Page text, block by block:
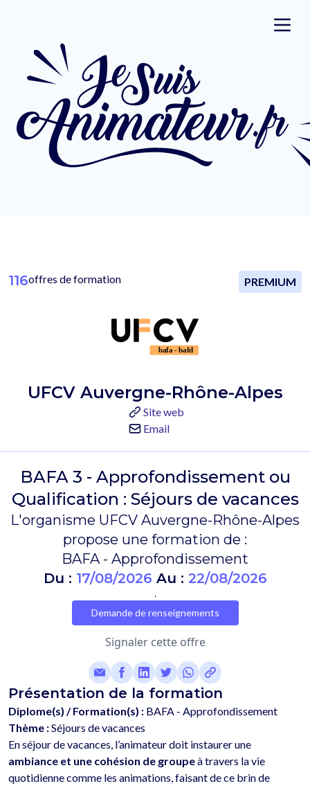
116offres de formation PREMIUM
UFCV Auvergne-Rhône-Alpes
Site web
Email
BAFA 3 - Approfondissement ou
Qualification : Séjours de vacances
L'organisme UFCV Auvergne-Rhône-Alpes
propose une formation de :
BAFA - Approfondissement
Du : 17/08/2026 Au : 22/08/2026
.
Demande de renseignements
Signaler cette offre
Présentation de la formation
Diplome(s) / Formation(s) : BAFA - Approfondissement
Thème :Séjours de vacances
ambiance et une cohésion de groupe à travers la vie
quotidienne comme les animations, faisant de ce brin de